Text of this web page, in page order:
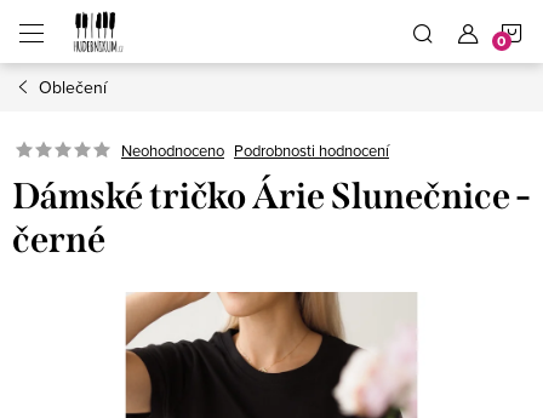
obsah
Oblečení
Neohodnoceno Podrobnosti hodnocení
Dámské tričko Árie Slunečnice -
černé